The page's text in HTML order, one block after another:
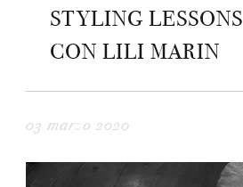
STYLING LESSONS
CON LILI MARIN
03 marzo 2020